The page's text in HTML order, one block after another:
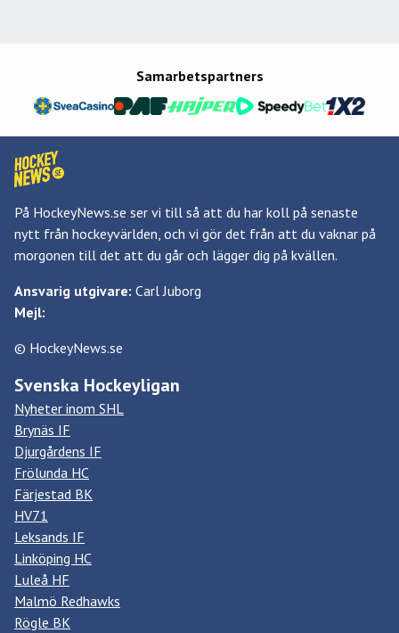
Samarbetspartners
På HockeyNews.se ser vi till så att du har koll på senaste
nytt från hockeyvärlden, och vi gör det från att du vaknar på
morgonen till det att du går och lägger dig på kvällen.
Ansvarig utgivare: Carl Juborg
Mejl:
© HockeyNews.se
Svenska Hockeyligan
Nyheter inom SHL
Brynäs IF
Djurgårdens IF
Frölunda HC
Färjestad BK
HV71
Leksands IF
Linköping HC
Luleå HF
Malmö Redhawks
Rögle BK